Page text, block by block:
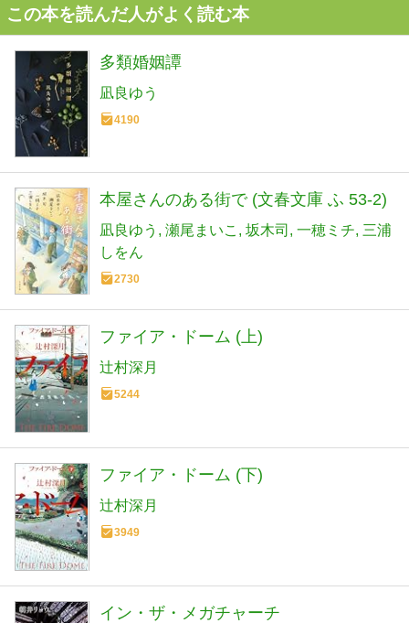
この本を読んだ人がよく読む本
多類婚姻譚
凪良ゆう
4190
本屋さんのある街で (文春文庫 ふ 53-2)
凪良ゆう 瀬尾まいこ 坂木司 一穂ミチ 三浦
しをん
2730
ファイア・ドーム (上)
辻村深月
5244
ファイア・ドーム (下)
辻村深月
3949
イン・ザ・メガチャーチ